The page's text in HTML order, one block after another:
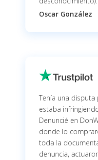
Oscar González
Tenía una
estaba
Denuncié en
donde lo
toda la
denuncia,